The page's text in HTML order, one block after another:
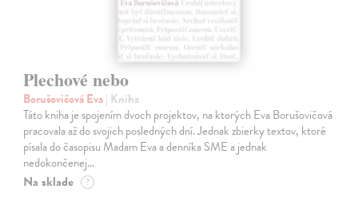
Plechové nebo
Borušovičová Eva| Kniha
Táto kniha je spojením dvoch projektov, na ktorých Eva Borušovičová
pracovala až do svojich posledných dní. Jednak zbierky textov, ktoré
písala do časopisu Madam Eva a denníka SME a jednak
nedokončenej…
Na sklade ?